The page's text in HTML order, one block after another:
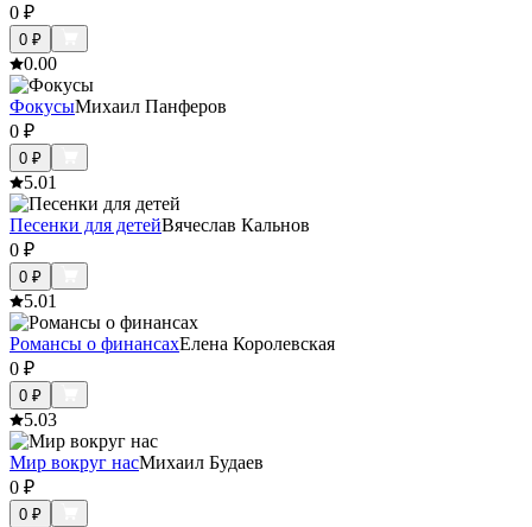
0 ₽
0 ₽
0.00
ФокусыМихаил Панферов
0 ₽
0 ₽
5.01
Песенки для детейВячеслав Кальнов
0 ₽
0 ₽
5.01
Романсы о финансахЕлена Королевская
0 ₽
0 ₽
5.03
Мир вокруг насМихаил Будаев
0 ₽
0 ₽